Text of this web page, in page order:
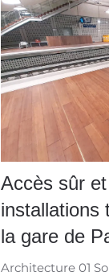
Accès sûr
installations
la gare de
Architecture 01